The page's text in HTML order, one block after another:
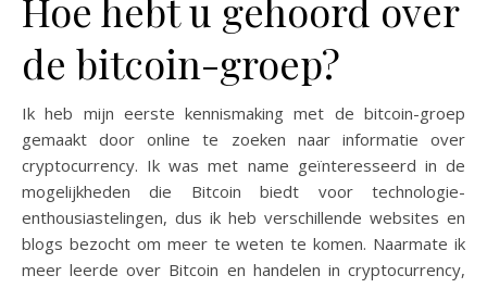
Hoe hebt u gehoord over
de bitcoin-groep?
Ik heb mijn eerste kennismaking met de bitcoin-groep
gemaakt door online te zoeken naar informatie over
cryptocurrency. Ik was met name geïnteresseerd in de
mogelijkheden die Bitcoin biedt voor technologie-
enthousiastelingen, dus ik heb verschillende websites en
blogs bezocht om meer te weten te komen. Naarmate ik
meer leerde over Bitcoin en handelen in cryptocurrency,